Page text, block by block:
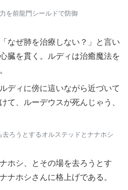
を前龍門シールドで防御
なぜ肺を治療しない？」と言い
臓を貫く。ルディは治癒魔法を
ディに傍に這いながら近づいて
て、ルーデウスが死んじゃう、
ろうとするオルステッドとナナホシ
ホシ、とその場を去ろうとす
ナホシさんに格上げである。